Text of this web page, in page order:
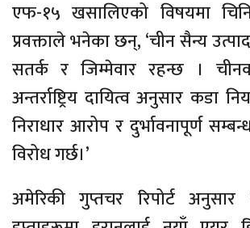
एफ-१५ खसालिएको विषयमा
प्रवक्ताले भनेका छन्, ‘चीन सैन्य
सतर्क र जिम्मेवार रहन्छ ।
अन्तर्राष्ट्रिय दायित्व अनुसार कडा
निराधार आरोप र दुर्भावनापूर्ण
विरोध गर्छ।’
अमेरिकी गुप्तचर रिपोर्ट